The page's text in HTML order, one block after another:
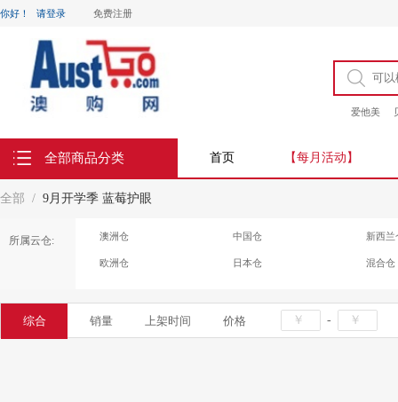
你好！ 请登录 免费注册
爱他美
全部商品分类 首页 【每月活动】
全部 9月开学季 蓝莓护眼
所属云仓: 澳洲仓 中国仓 新西兰
欧洲仓 日本仓 混合仓
综合 销量 上架时间 价格 -